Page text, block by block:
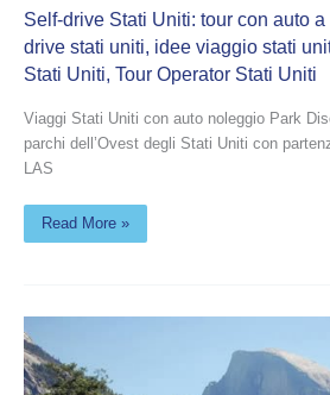
Self-drive Stati Uniti: tour con auto
drive stati uniti, idee viaggio stati
Stati Uniti, Tour Operator Stati Uniti
Viaggi Stati Uniti con auto noleggio Park
parchi dell’Ovest degli Stati Uniti con
LAS
Read More »